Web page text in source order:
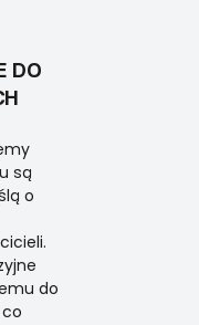
DO
są
o
do